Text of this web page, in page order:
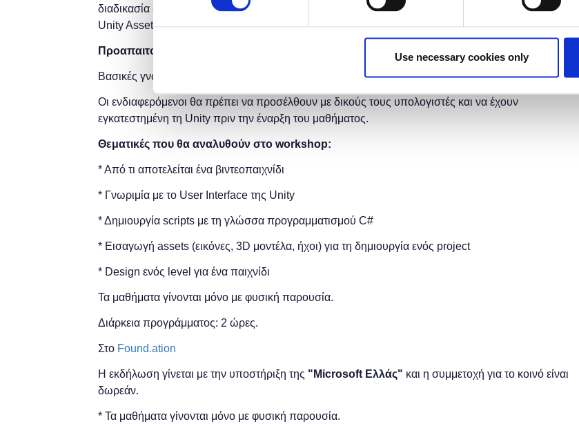
Use necessary cookies only
διαδικασία δημιουργίας ενός 2D και ενός 3D παιχνιδιού, την αναζήτηση και εύρεση assets μέσω του
Unity Asset Store, και εισαγωγή στη δημιουργία User Interface.
Προαπαιτούμενα:
Βασικές γνώσεις με οποιαδήποτε γλώσσα προγραμματισμού.
Οι ενδιαφερόμενοι θα πρέπει να προσέλθουν με δικούς τους υπολογιστές και να έχουν
εγκατεστημένη τη Unity πριν την έναρξη του μαθήματος.
Θεματικές που θα αναλυθούν στο workshop:
* Από τι αποτελείται ένα βιντεοπαιχνίδι
* Γνωριμία με το User Interface της Unity
* Δημιουργία scripts με τη γλώσσα προγραμματισμού C#
* Εισαγωγή assets (εικόνες, 3D μοντέλα, ήχοι) για τη δημιουργία ενός project
* Design ενός level για ένα παιχνίδι
Τα μαθήματα γίνονται μόνο με φυσική παρουσία.
Διάρκεια προγράμματος: 2 ώρες.
Στο Found.ation
Η εκδήλωση γίνεται με την υποστήριξη της " Microsoft Ελλάς" και η συμμετοχή για το κοινό είναι
δωρεάν.
* Τα μαθήματα γίνονται μόνο με φυσική παρουσία.